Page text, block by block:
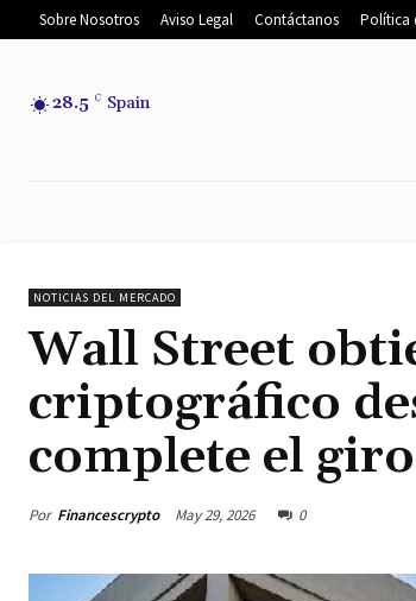
Sobre Nosotros Aviso Legal Contáctanos Política
28.5 C Spain
NOTICIAS DEL MERCADO
Wall Street
criptográfico
complete el
Por Financescrypto May 29, 2026 0